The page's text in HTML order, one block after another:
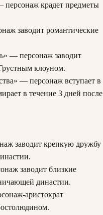
крадет предметы
заводит романтические
— персонаж заводит
клоуном.
— персонаж вступает в
в течение 3 дней после
заводит крепкую дружбу
заводит близкие
династии.
аристократ